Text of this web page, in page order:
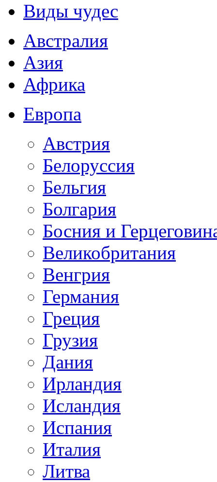
Виды чудес
Австралия
Азия
Африка
Европа
Австрия
Белоруссия
Бельгия
Болгария
Босния и
Великобритания
Венгрия
Германия
Греция
Грузия
Дания
Ирландия
Исландия
Испания
Италия
Литва